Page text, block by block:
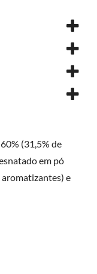
(31,5% de
em pó
aromatizantes) e